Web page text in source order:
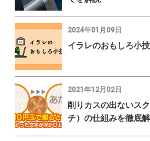
2024年01月09日
イラレのおもしろ小
2021年12月02日
削りカスの出ないス
チ）の仕組みを徹底解